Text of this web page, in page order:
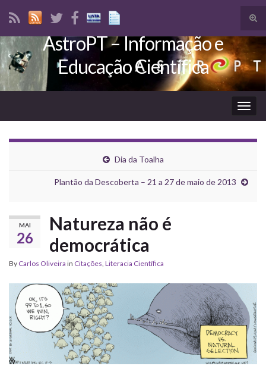
Search for:
AstroPT – Informação e
Educação Científica
Dia da Toalha
Plantão da Descoberta – 21 a 27 de maio de 2013
MAI
26
Natureza não é
democrática
By Carlos Oliveira in Citações, Literacia Científica